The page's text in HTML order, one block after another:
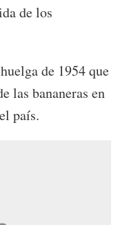
de los
de 1954 que
las bananeras en
país.